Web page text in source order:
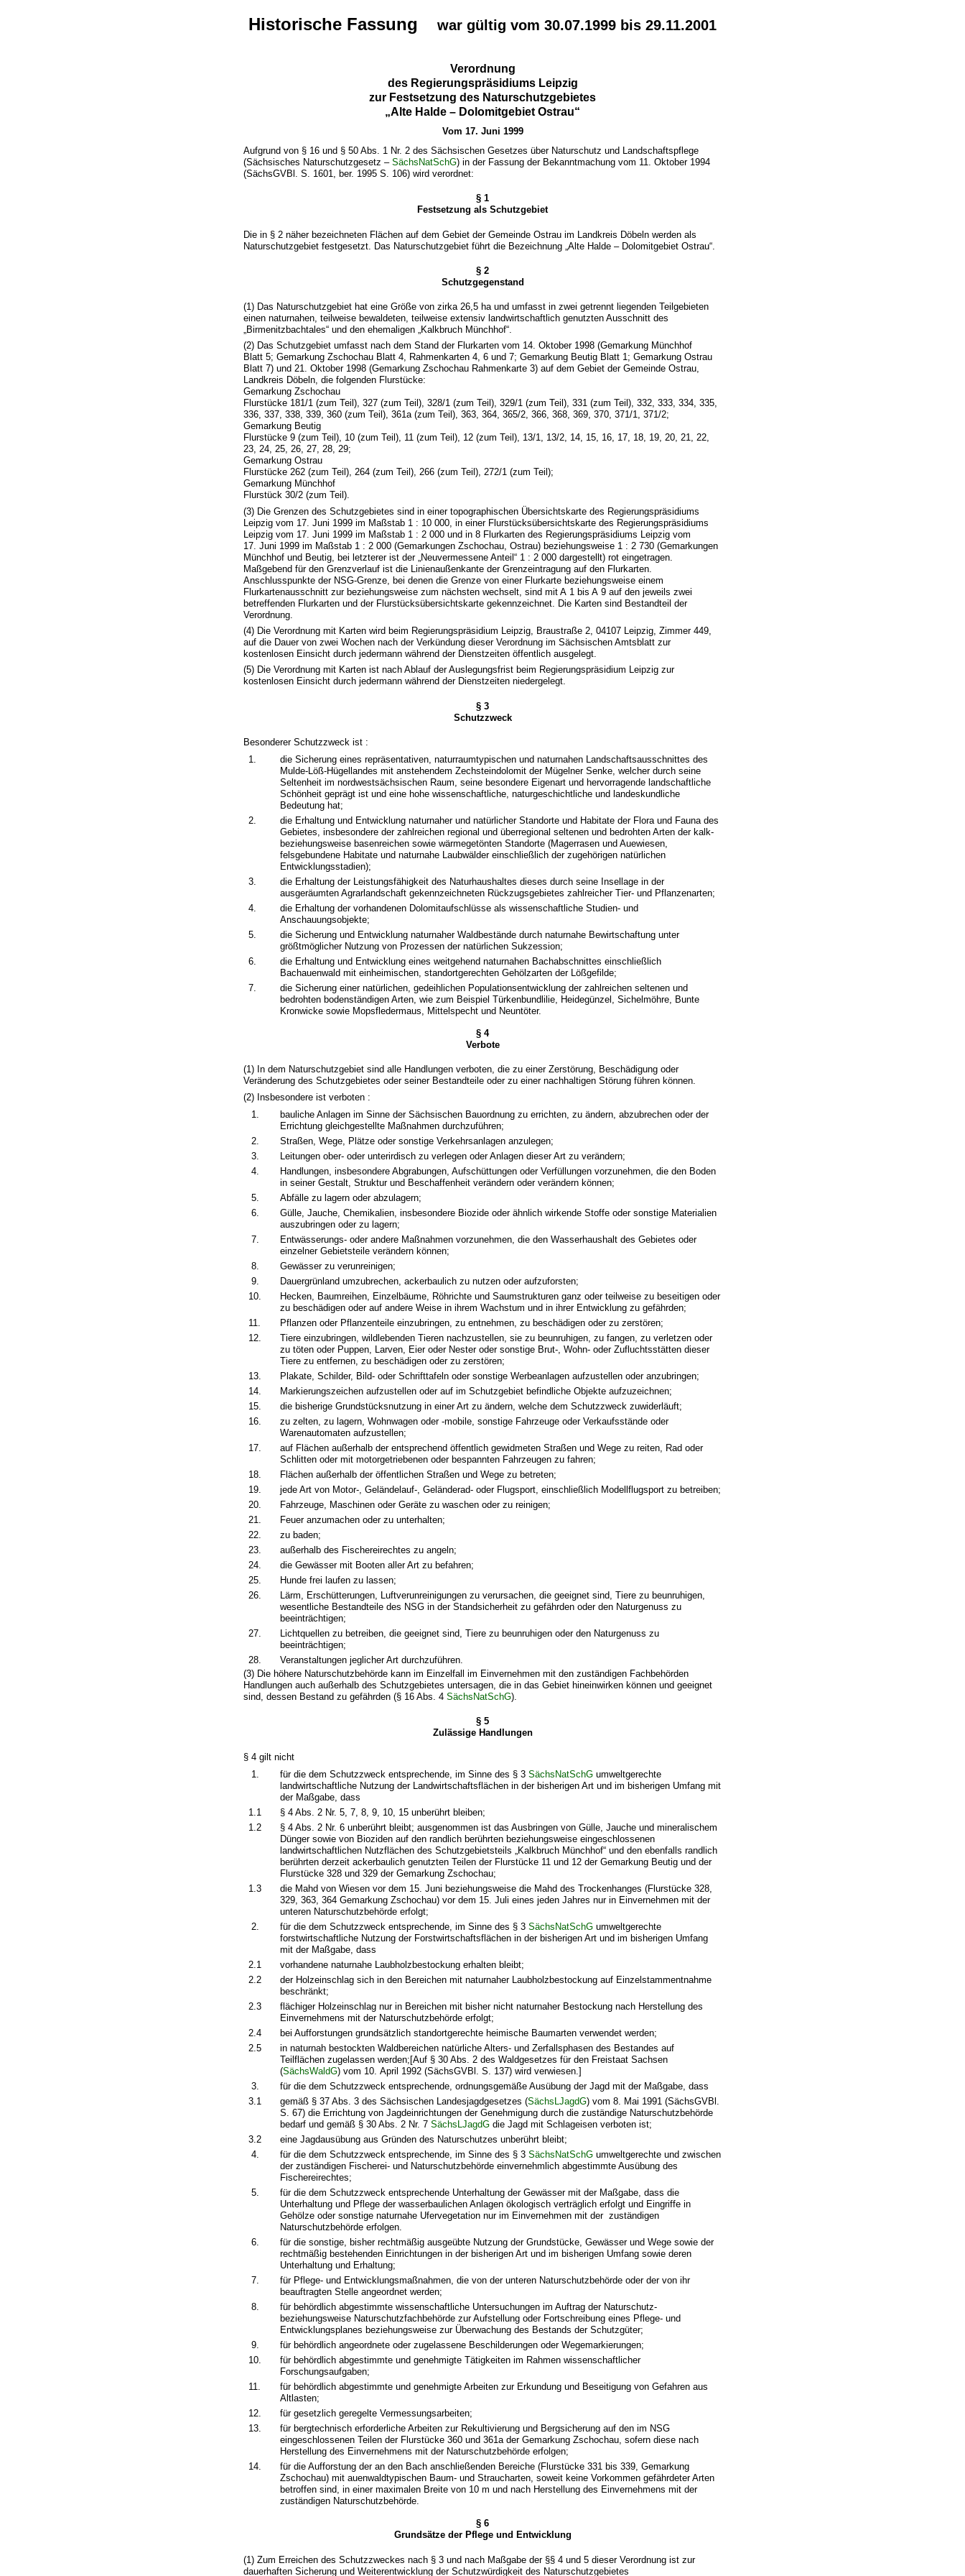
Historische Fassung war gültig vom 30.07.1999 bis 29.11.2001
Verordnung
des Regierungspräsidiums Leipzig
zur Festsetzung des Naturschutzgebietes
„Alte Halde – Dolomitgebiet Ostrau“
Vom 17. Juni 1999
Aufgrund von § 16 und § 50 Abs. 1 Nr. 2 des Sächsischen Gesetzes über Naturschutz und Landschaftspflege
(Sächsisches Naturschutzgesetz –SächsNatSchG) in der Fassung der Bekanntmachung vom 11. Oktober 1994
(SächsGVBl. S. 1601, ber. 1995 S. 106) wird verordnet:
§ 1
Festsetzung als Schutzgebiet
Die in § 2 näher bezeichneten Flächen auf dem Gebiet der Gemeinde Ostrau im Landkreis Döbeln werden als
Naturschutzgebiet festgesetzt. Das Naturschutzgebiet führt die Bezeichnung „Alte Halde – Dolomitgebiet Ostrau“.
§ 2
Schutzgegenstand
(1) Das Naturschutzgebiet hat eine Größe von zirka 26,5 ha und umfasst in zwei getrennt liegenden Teilgebieten
einen naturnahen, teilweise bewaldeten, teilweise extensiv landwirtschaftlich genutzten Ausschnitt des
„Birmenitzbachtales“ und den ehemaligen „Kalkbruch Münchhof“.
(2) Das Schutzgebiet umfasst nach dem Stand der Flurkarten vom 14. Oktober 1998 (Gemarkung Münchhof
Blatt 5; Gemarkung Zschochau Blatt 4, Rahmenkarten 4, 6 und 7; Gemarkung Beutig Blatt 1; Gemarkung Ostrau
Blatt 7) und 21. Oktober 1998 (Gemarkung Zschochau Rahmenkarte 3) auf dem Gebiet der Gemeinde Ostrau,
Landkreis Döbeln, die folgenden Flurstücke:
Gemarkung Zschochau
Flurstücke 181/1 (zum Teil), 327 (zum Teil), 328/1 (zum Teil), 329/1 (zum Teil), 331 (zum Teil), 332, 333, 334, 335,
336, 337, 338, 339, 360 (zum Teil), 361a (zum Teil), 363, 364, 365/2, 366, 368, 369, 370, 371/1, 371/2;
Gemarkung Beutig
Flurstücke 9 (zum Teil), 10 (zum Teil), 11 (zum Teil), 12 (zum Teil), 13/1, 13/2, 14, 15, 16, 17, 18, 19, 20, 21, 22,
23, 24, 25, 26, 27, 28, 29;
Gemarkung Ostrau
Flurstücke 262 (zum Teil), 264 (zum Teil), 266 (zum Teil), 272/1 (zum Teil);
Gemarkung Münchhof
Flurstück 30/2 (zum Teil).
(3) Die Grenzen des Schutzgebietes sind in einer topographischen Übersichtskarte des Regierungspräsidiums
Leipzig vom 17. Juni 1999 im Maßstab 1 : 10 000, in einer Flurstücksübersichtskarte des Regierungspräsidiums
Leipzig vom 17. Juni 1999 im Maßstab 1 : 2 000 und in 8 Flurkarten des Regierungspräsidiums Leipzig vom
17. Juni 1999 im Maßstab 1 : 2 000 (Gemarkungen Zschochau, Ostrau) beziehungsweise 1 : 2 730 (Gemarkungen
Münchhof und Beutig, bei letzterer ist der „Neuvermessene Anteil“ 1 : 2 000 dargestellt) rot eingetragen.
Maßgebend für den Grenzverlauf ist die Linienaußenkante der Grenzeintragung auf den Flurkarten.
Anschlusspunkte der NSG-Grenze, bei denen die Grenze von einer Flurkarte beziehungsweise einem
Flurkartenausschnitt zur beziehungsweise zum nächsten wechselt, sind mit A 1 bis A 9 auf den jeweils zwei
betreffenden Flurkarten und der Flurstücksübersichtskarte gekennzeichnet. Die Karten sind Bestandteil der
Verordnung.
(4) Die Verordnung mit Karten wird beim Regierungspräsidium Leipzig, Braustraße 2, 04107 Leipzig, Zimmer 449,
auf die Dauer von zwei Wochen nach der Verkündung dieser Verordnung im Sächsischen Amtsblatt zur
kostenlosen Einsicht durch jedermann während der Dienstzeiten öffentlich ausgelegt.
(5) Die Verordnung mit Karten ist nach Ablauf der Auslegungsfrist beim Regierungspräsidium Leipzig zur
kostenlosen Einsicht durch jedermann während der Dienstzeiten niedergelegt.
§ 3
Schutzzweck
Besonderer Schutzzweck ist :
1.
die Sicherung eines repräsentativen, naturraumtypischen und naturnahen Landschaftsausschnittes des
Mulde-Löß-Hügellandes mit anstehendem Zechsteindolomit der Mügelner Senke, welcher durch seine
Seltenheit im nordwestsächsischen Raum, seine besondere Eigenart und hervorragende landschaftliche
Schönheit geprägt ist und eine hohe wissenschaftliche, naturgeschichtliche und landeskundliche
Bedeutung hat;
2.
die Erhaltung und Entwicklung naturnaher und natürlicher Standorte und Habitate der Flora und Fauna des
Gebietes, insbesondere der zahlreichen regional und überregional seltenen und bedrohten Arten der kalk-
beziehungsweise basenreichen sowie wärmegetönten Standorte (Magerrasen und Auewiesen,
felsgebundene Habitate und naturnahe Laubwälder einschließlich der zugehörigen natürlichen
Entwicklungsstadien);
3.
die Erhaltung der Leistungsfähigkeit des Naturhaushaltes dieses durch seine Insellage in der
ausgeräumten Agrarlandschaft gekennzeichneten Rückzugsgebietes zahlreicher Tier- und Pflanzenarten;
4.
die Erhaltung der vorhandenen Dolomitaufschlüsse als wissenschaftliche Studien- und
Anschauungsobjekte;
5.
die Sicherung und Entwicklung naturnaher Waldbestände durch naturnahe Bewirtschaftung unter
größtmöglicher Nutzung von Prozessen der natürlichen Sukzession;
6.
die Erhaltung und Entwicklung eines weitgehend naturnahen Bachabschnittes einschließlich
Bachauenwald mit einheimischen, standortgerechten Gehölzarten der Lößgefilde;
7.
die Sicherung einer natürlichen, gedeihlichen Populationsentwicklung der zahlreichen seltenen und
bedrohten bodenständigen Arten, wie zum Beispiel Türkenbundlilie, Heidegünzel, Sichelmöhre, Bunte
Kronwicke sowie Mopsfledermaus, Mittelspecht und Neuntöter.
§ 4
Verbote
(1) In dem Naturschutzgebiet sind alle Handlungen verboten, die zu einer Zerstörung, Beschädigung oder
Veränderung des Schutzgebietes oder seiner Bestandteile oder zu einer nachhaltigen Störung führen können.
(2) Insbesondere ist verboten :
1.
bauliche Anlagen im Sinne der Sächsischen Bauordnung zu errichten, zu ändern, abzubrechen oder der
Errichtung gleichgestellte Maßnahmen durchzuführen;
2.
Straßen, Wege, Plätze oder sonstige Verkehrsanlagen anzulegen;
3.
Leitungen ober- oder unterirdisch zu verlegen oder Anlagen dieser Art zu verändern;
4.
Handlungen, insbesondere Abgrabungen, Aufschüttungen oder Verfüllungen vorzunehmen, die den Boden
in seiner Gestalt, Struktur und Beschaffenheit verändern oder verändern können;
5.
Abfälle zu lagern oder abzulagern;
6.
Gülle, Jauche, Chemikalien, insbesondere Biozide oder ähnlich wirkende Stoffe oder sonstige Materialien
auszubringen oder zu lagern;
7.
Entwässerungs- oder andere Maßnahmen vorzunehmen, die den Wasserhaushalt des Gebietes oder
einzelner Gebietsteile verändern können;
8.
Gewässer zu verunreinigen;
9.
Dauergrünland umzubrechen, ackerbaulich zu nutzen oder aufzuforsten;
10.
Hecken, Baumreihen, Einzelbäume, Röhrichte und Saumstrukturen ganz oder teilweise zu beseitigen oder
zu beschädigen oder auf andere Weise in ihrem Wachstum und in ihrer Entwicklung zu gefährden;
11.
Pflanzen oder Pflanzenteile einzubringen, zu entnehmen, zu beschädigen oder zu zerstören;
12.
Tiere einzubringen, wildlebenden Tieren nachzustellen, sie zu beunruhigen, zu fangen, zu verletzen oder
zu töten oder Puppen, Larven, Eier oder Nester oder sonstige Brut-, Wohn- oder Zufluchtsstätten dieser
Tiere zu entfernen, zu beschädigen oder zu zerstören;
13.
Plakate, Schilder, Bild- oder Schrifttafeln oder sonstige Werbeanlagen aufzustellen oder anzubringen;
14.
Markierungszeichen aufzustellen oder auf im Schutzgebiet befindliche Objekte aufzuzeichnen;
15.
die bisherige Grundstücksnutzung in einer Art zu ändern, welche dem Schutzzweck zuwiderläuft;
16.
zu zelten, zu lagern, Wohnwagen oder -mobile, sonstige Fahrzeuge oder Verkaufsstände oder
Warenautomaten aufzustellen;
17.
auf Flächen außerhalb der entsprechend öffentlich gewidmeten Straßen und Wege zu reiten, Rad oder
Schlitten oder mit motorgetriebenen oder bespannten Fahrzeugen zu fahren;
18.
Flächen außerhalb der öffentlichen Straßen und Wege zu betreten;
19.
jede Art von Motor-, Geländelauf-, Geländerad- oder Flugsport, einschließlich Modellflugsport zu betreiben;
20.
Fahrzeuge, Maschinen oder Geräte zu waschen oder zu reinigen;
21.
Feuer anzumachen oder zu unterhalten;
22.
zu baden;
23.
außerhalb des Fischereirechtes zu angeln;
24.
die Gewässer mit Booten aller Art zu befahren;
25.
Hunde frei laufen zu lassen;
26.
Lärm, Erschütterungen, Luftverunreinigungen zu verursachen, die geeignet sind, Tiere zu beunruhigen,
wesentliche Bestandteile des NSG in der Standsicherheit zu gefährden oder den Naturgenuss zu
beeinträchtigen;
27.
Lichtquellen zu betreiben, die geeignet sind, Tiere zu beunruhigen oder den Naturgenuss zu
beeinträchtigen;
28.
Veranstaltungen jeglicher Art durchzuführen.
(3) Die höhere Naturschutzbehörde kann im Einzelfall im Einvernehmen mit den zuständigen Fachbehörden
Handlungen auch außerhalb des Schutzgebietes untersagen, die in das Gebiet hineinwirken können und geeignet
sind, dessen Bestand zu gefährden (§ 16 Abs. 4SächsNatSchG).
§ 5
Zulässige Handlungen
§ 4 gilt nicht
1.
für die dem Schutzzweck entsprechende, im Sinne des § 3SächsNatSchG umweltgerechte
landwirtschaftliche Nutzung der Landwirtschaftsflächen in der bisherigen Art und im bisherigen Umfang mit
der Maßgabe, dass
1.1
§ 4 Abs. 2 Nr. 5, 7, 8, 9, 10, 15 unberührt bleiben;
1.2
§ 4 Abs. 2 Nr. 6 unberührt bleibt; ausgenommen ist das Ausbringen von Gülle, Jauche und mineralischem
Dünger sowie von Bioziden auf den randlich berührten beziehungsweise eingeschlossenen
landwirtschaftlichen Nutzflächen des Schutzgebietsteils „Kalkbruch Münchhof“ und den ebenfalls randlich
berührten derzeit ackerbaulich genutzten Teilen der Flurstücke 11 und 12 der Gemarkung Beutig und der
Flurstücke 328 und 329 der Gemarkung Zschochau;
1.3
die Mahd von Wiesen vor dem 15. Juni beziehungsweise die Mahd des Trockenhanges (Flurstücke 328,
329, 363, 364 Gemarkung Zschochau) vor dem 15. Juli eines jeden Jahres nur in Einvernehmen mit der
unteren Naturschutzbehörde erfolgt;
2.
für die dem Schutzzweck entsprechende, im Sinne des § 3SächsNatSchG umweltgerechte
forstwirtschaftliche Nutzung der Forstwirtschaftsflächen in der bisherigen Art und im bisherigen Umfang
mit der Maßgabe, dass
2.1
vorhandene naturnahe Laubholzbestockung erhalten bleibt;
2.2
der Holzeinschlag sich in den Bereichen mit naturnaher Laubholzbestockung auf Einzelstammentnahme
beschränkt;
2.3
flächiger Holzeinschlag nur in Bereichen mit bisher nicht naturnaher Bestockung nach Herstellung des
Einvernehmens mit der Naturschutzbehörde erfolgt;
2.4
bei Aufforstungen grundsätzlich standortgerechte heimische Baumarten verwendet werden;
2.5
in naturnah bestockten Waldbereichen natürliche Alters- und Zerfallsphasen des Bestandes auf
Teilflächen zugelassen werden;[Auf § 30 Abs. 2 des Waldgesetzes für den Freistaat Sachsen
(SächsWaldG) vom 10. April 1992 (SächsGVBl. S. 137) wird verwiesen.]
3.
für die dem Schutzzweck entsprechende, ordnungsgemäße Ausübung der Jagd mit der Maßgabe, dass
3.1
gemäß § 37 Abs. 3 des Sächsischen Landesjagdgesetzes (SächsLJagdG) vom 8. Mai 1991 (SächsGVBl.
S. 67) die Errichtung von Jagdeinrichtungen der Genehmigung durch die zuständige Naturschutzbehörde
bedarf und gemäß § 30 Abs. 2 Nr. 7SächsLJagdG die Jagd mit Schlageisen verboten ist;
3.2
eine Jagdausübung aus Gründen des Naturschutzes unberührt bleibt;
4.
für die dem Schutzzweck entsprechende, im Sinne des § 3SächsNatSchG umweltgerechte und zwischen
der zuständigen Fischerei- und Naturschutzbehörde einvernehmlich abgestimmte Ausübung des
Fischereirechtes;
5.
für die dem Schutzzweck entsprechende Unterhaltung der Gewässer mit der Maßgabe, dass die
Unterhaltung und Pflege der wasserbaulichen Anlagen ökologisch verträglich erfolgt und Eingriffe in
Gehölze oder sonstige naturnahe Ufervegetation nur im Einvernehmen mit der zuständigen
Naturschutzbehörde erfolgen.
6.
für die sonstige, bisher rechtmäßig ausgeübte Nutzung der Grundstücke, Gewässer und Wege sowie der
rechtmäßig bestehenden Einrichtungen in der bisherigen Art und im bisherigen Umfang sowie deren
Unterhaltung und Erhaltung;
7.
für Pflege- und Entwicklungsmaßnahmen, die von der unteren Naturschutzbehörde oder der von ihr
beauftragten Stelle angeordnet werden;
8.
für behördlich abgestimmte wissenschaftliche Untersuchungen im Auftrag der Naturschutz-
beziehungsweise Naturschutzfachbehörde zur Aufstellung oder Fortschreibung eines Pflege- und
Entwicklungsplanes beziehungsweise zur Überwachung des Bestands der Schutzgüter;
9.
für behördlich angeordnete oder zugelassene Beschilderungen oder Wegemarkierungen;
10.
für behördlich abgestimmte und genehmigte Tätigkeiten im Rahmen wissenschaftlicher
Forschungsaufgaben;
11.
für behördlich abgestimmte und genehmigte Arbeiten zur Erkundung und Beseitigung von Gefahren aus
Altlasten;
12.
für gesetzlich geregelte Vermessungsarbeiten;
13.
für bergtechnisch erforderliche Arbeiten zur Rekultivierung und Bergsicherung auf den im NSG
eingeschlossenen Teilen der Flurstücke 360 und 361a der Gemarkung Zschochau, sofern diese nach
Herstellung des Einvernehmens mit der Naturschutzbehörde erfolgen;
14.
für die Aufforstung der an den Bach anschließenden Bereiche (Flurstücke 331 bis 339, Gemarkung
Zschochau) mit auenwaldtypischen Baum- und Straucharten, soweit keine Vorkommen gefährdeter Arten
betroffen sind, in einer maximalen Breite von 10 m und nach Herstellung des Einvernehmens mit der
zuständigen Naturschutzbehörde.
§ 6
Grundsätze der Pflege und Entwicklung
(1) Zum Erreichen des Schutzzweckes nach § 3 und nach Maßgabe der §§ 4 und 5 dieser Verordnung ist zur
dauerhaften Sicherung und Weiterentwicklung der Schutzwürdigkeit des Naturschutzgebietes